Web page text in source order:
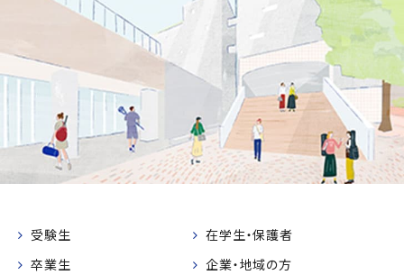
受験生
在学生・保護者
卒業生
企業・地域の方